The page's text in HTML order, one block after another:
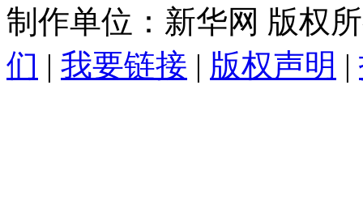
制作单位：新华网 版权
们 | 我要链接 | 版权声明 |